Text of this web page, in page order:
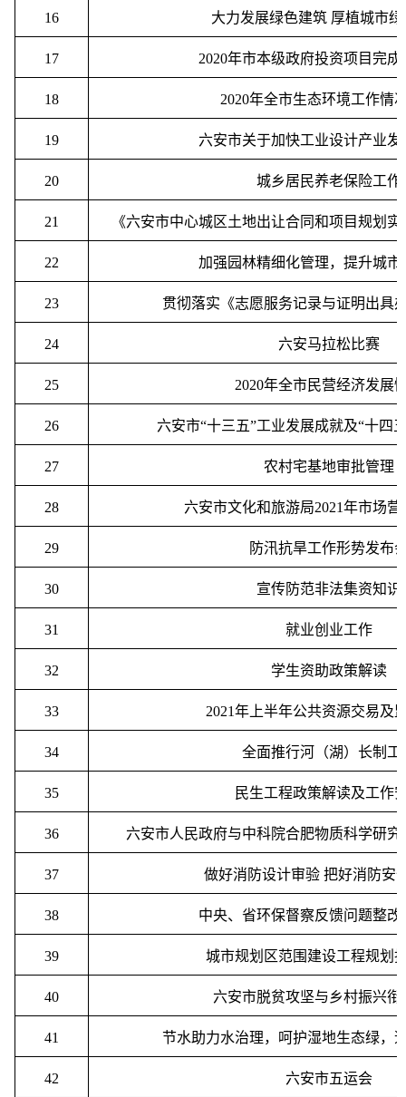
16 大力发展绿色建筑 厚植城市
17 2020年市本级政府投资项目完成
18 2020年全市生态环境工作情
19 六安市关于加快工业设计产业发
20 城乡居民养老保险工作
21 《六安市中心城区土地出让合同和项目规划
22 加强园林精细化管理，提升城市
23 贯彻落实《志愿服务记录与证明出具
24 六安马拉松比赛
25 2020年全市民营经济发展
26 六安市“十三五”工业发展成就及“十四
27 农村宅基地审批管理
28 六安市文化和旅游局2021年市场营
29 防汛抗旱工作形势发布
30 宣传防范非法集资知识
31 就业创业工作
32 学生资助政策解读
33 2021年上半年公共资源交易及
34 全面推行河（湖）长制工
35 民生工程政策解读及工作
36 六安市人民政府与中科院合肥物质科学研
37 做好消防设计审验 把好消防安
38 中央、省环保督察反馈问题整改
39 城市规划区范围建设工程规划
40 六安市脱贫攻坚与乡村振兴衔
41 节水助力水治理，呵护湿地生态绿，
42 六安市五运会